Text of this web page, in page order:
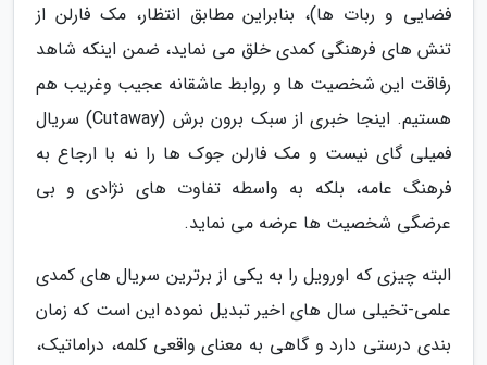
فضایی و ربات ها)، بنابراین مطابق انتظار، مک فارلن از
تنش های فرهنگی کمدی خلق می نماید، ضمن اینکه شاهد
رفاقت این شخصیت ها و روابط عاشقانه عجیب وغریب هم
هستیم. اینجا خبری از سبک برون برش (Cutaway) سریال
فمیلی گای نیست و مک فارلن جوک ها را نه با ارجاع به
فرهنگ عامه، بلکه به واسطه تفاوت های نژادی و بی
عرضگی شخصیت ها عرضه می نماید.
البته چیزی که اورویل را به یکی از برترین سریال های کمدی
علمی-تخیلی سال های اخیر تبدیل نموده این است که زمان
بندی درستی دارد و گاهی به معنای واقعی کلمه، دراماتیک،